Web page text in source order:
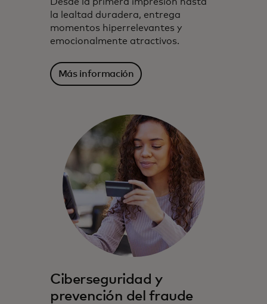
la lealtad duradera, entrega
momentos hiperrelevantes y
emocionalmente atractivos.
Más información
Ciberseguridad y
prevención del fraude